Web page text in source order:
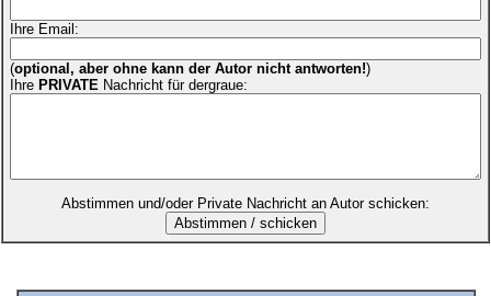
Ihre Email:
(optional, aber ohne kann der Autor nicht antworten!)
Ihre PRIVATE Nachricht für dergraue:
Abstimmen und/oder Private Nachricht an Autor schicken: